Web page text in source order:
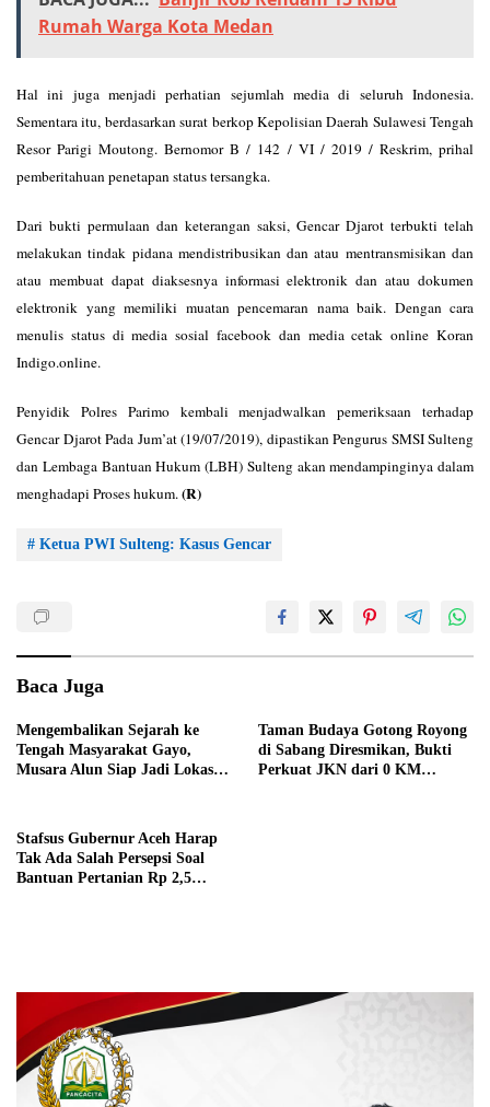
Rumah Warga Kota Medan
Hal ini juga menjadi perhatian sejumlah media di seluruh Indonesia.
Sementara itu, berdasarkan surat berkop Kepolisian Daerah Sulawesi Tengah
Resor Parigi Moutong. Bernomor B / 142 / VI / 2019 / Reskrim, prihal
pemberitahuan penetapan status tersangka.
Dari bukti permulaan dan keterangan saksi, Gencar Djarot terbukti telah
melakukan tindak pidana mendistribusikan dan atau mentransmisikan dan
atau membuat dapat diaksesnya informasi elektronik dan atau dokumen
elektronik yang memiliki muatan pencemaran nama baik. Dengan cara
menulis status di media sosial facebook dan media cetak online Koran
Indigo.online.
Penyidik Polres Parimo kembali menjadwalkan pemeriksaan terhadap
Gencar Djarot Pada Jum’at (19/07/2019), dipastikan Pengurus SMSI Sulteng
dan Lembaga Bantuan Hukum (LBH) Sulteng akan mendampinginya dalam
menghadapi Proses hukum.(R)
# Ketua PWI Sulteng: Kasus Gencar
Baca Juga
Mengembalikan Sejarah ke
Tengah Masyarakat Gayo,
Musara Alun Siap Jadi Lokasi
Taman Budaya Gotong Royong
di Sabang Diresmikan, Bukti
Perkuat JKN dari 0 KM
Stafsus Gubernur Aceh Harap
Tak Ada Salah Persepsi Soal
Bantuan Pertanian Rp 2,5